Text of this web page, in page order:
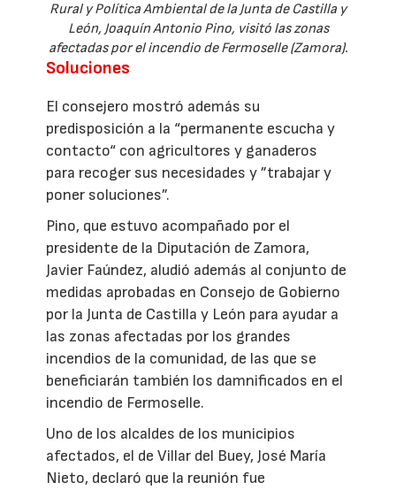
Rural y Política Ambiental de la Junta de Castilla y
León, Joaquín Antonio Pino, visitó las zonas
afectadas por el incendio de Fermoselle (Zamora).
Soluciones
El consejero mostró además su
predisposición a la “permanente escucha y
contacto“ con agricultores y ganaderos
para recoger sus necesidades y ”trabajar y
poner soluciones”.
Pino, que estuvo acompañado por el
presidente de la Diputación de Zamora,
Javier Faúndez, aludió además al conjunto de
medidas aprobadas en Consejo de Gobierno
por la Junta de Castilla y León para ayudar a
las zonas afectadas por los grandes
incendios de la comunidad, de las que se
beneficiarán también los damnificados en el
incendio de Fermoselle.
Uno de los alcaldes de los municipios
afectados, el de Villar del Buey, José María
Nieto, declaró que la reunión fue